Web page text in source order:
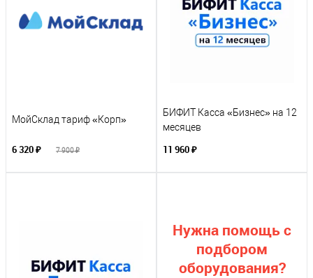
МойСклад тариф «Корп»
6 320 ₽ 7 900 ₽
БИФИТ Касса «Бизнес» на 12
месяцев
11 960 ₽
Нужна помощь с
подбором
оборудования?